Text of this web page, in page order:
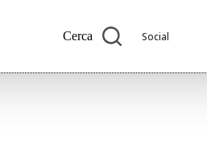
Cerca Social